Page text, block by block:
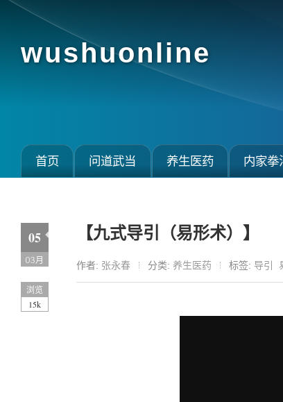
wushuonline
首页 问道武当 养生医药 内家拳
【九式导引（易形术）】
作者: 张永春 分类: 养生医药 标签: 导引
05
03月
浏览
15k